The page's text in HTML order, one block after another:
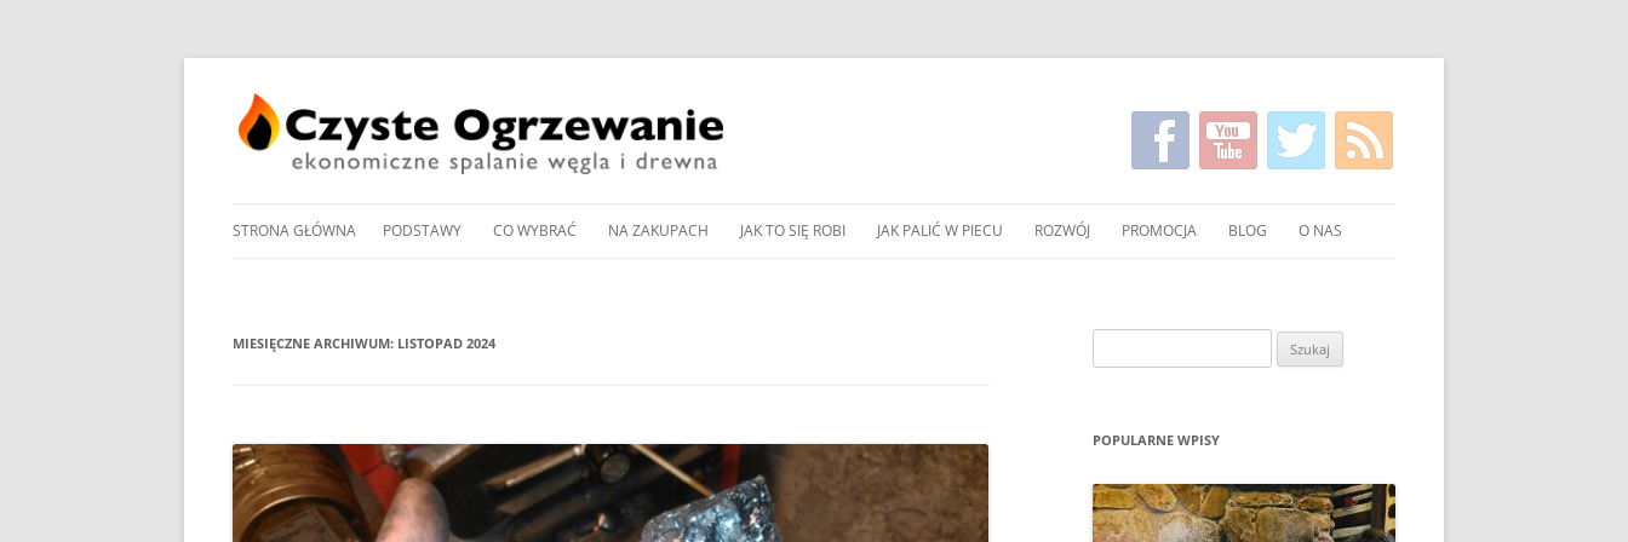
do
STRONA GŁÓWNA PODSTAWY
RODZAJE KOTŁÓW WĘGLOWYCH
MANDAT ZA PALENIE W PIECU –
CO WYBRAĆ
PROMIENNIKI PODCZERWIENI
W OGRZEWANIU MIESZKAŃ
POMPA CIEPŁA POWIETRZNA
NA ZAKUPACH
KOTŁÓW ZASYPOWYCH
NA WĘGIEL I DREWNO
JAK TO SIĘ ROBI
ENERGETYCZNA DOMU
CZYSZCZENIE KOMINA
JAK PALIĆ W PIECU
JAK PALIĆ W PIECU KAFLOWYM
JAK PALIĆ W KOMINKU
ROZWÓJ
SPALANIE WĘGLA I DREWNA
PROMOCJA
POKAZY EKONOMICZNEGO
ULOTKI I PLAKATY
O PALENIU BEZ DYMU W MEDIACH
BLOG O NAS
MIESIĘCZNE ARCHIWUM: LISTOPAD 2024
POPULARNE WPISY